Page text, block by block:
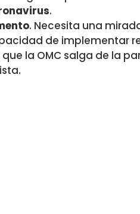
.
. Necesita una
de implementar
la OMC salga de la